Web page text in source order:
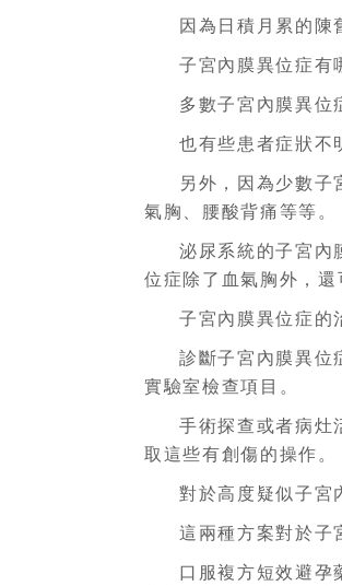
因為日積月累的陳
子宮內膜異位症有
多數子宮內膜異位
也有些患者症狀不
另外，因為少數子
氣胸、腰酸背痛等等。
泌尿系統的子宮內
位症除了血氣胸外，還
子宮內膜異位症的
診斷子宮內膜異位
實驗室檢查項目。
手術探查或者病灶
取這些有創傷的操作。
對於高度疑似子宮
這兩種方案對於子
口服複方短效避孕